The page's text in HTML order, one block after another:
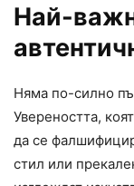
Най-
Няма по-силно
Увереността,
да се
стил или